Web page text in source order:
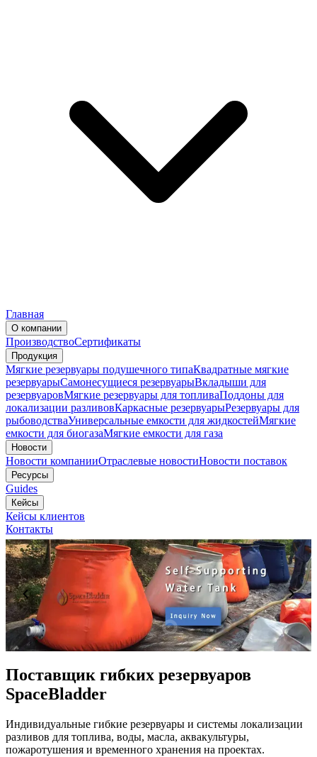
Главная
О компании
ПроизводствоСертификаты
Продукция
Мягкие резервуары подушечного типаКвадратные мягкие
резервуарыСамонесущиеся резервуарыВкладыши для
резервуаровМягкие резервуары для топливаПоддоны для
локализации разливовКаркасные резервуарыРезервуары для
рыбоводстваУниверсальные емкости для жидкостейМягкие
емкости для биогазаМягкие емкости для газа
Новости
Новости компанииОтраслевые новостиНовости поставок
Ресурсы
Guides
Кейсы
Кейсы клиентов
Контакты
Поставщик гибких резервуаров
SpaceBladder
Индивидуальные гибкие резервуары и системы локализации
разливов для топлива, воды, масла, аквакультуры,
пожаротушения и временного хранения на проектах.